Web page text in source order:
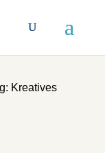
Kreatives